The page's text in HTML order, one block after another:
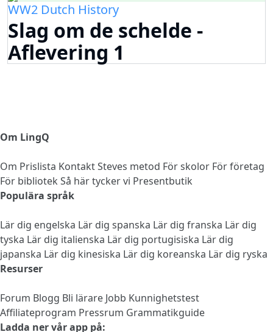
WW2 Dutch History
Slag om de schelde -
Aflevering 1
Om LingQ
Om Prislista KontaktSteves metod För skolor För företag
För bibliotek Så här tycker vi Presentbutik
Populära språk
Lär dig engelska Lär dig spanska Lär dig franska Lär dig
tyska Lär dig italienska Lär dig portugisiska Lär dig
japanska Lär dig kinesiska Lär dig koreanska Lär dig ryska
Resurser
Forum Blogg Bli lärare Jobb Kunnighetstest
Affiliateprogram Pressrum Grammatikguide
Ladda ner vår app på: